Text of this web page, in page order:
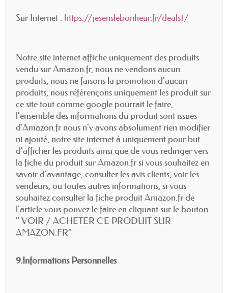
Sur Internet : https://jesenslebonheur.fr/deals1/
Notre site internet affiche uniquement des produits
vendu sur Amazon.fr, nous ne vendons aucun
produits, nous ne faisons la promotion d'aucun
produits, nous référençons uniquement les produit sur
ce site tout comme google pourrait le faire,
l'ensemble des informations du produit sont issues
d'Amazon.fr nous n'y avons absolument rien modifier
ni ajouté, notre site internet à uniquement pour but
d'afficher les produits ainsi que de vous rediriger vers
la fiche du produit sur Amazon.fr si vous souhaitez en
savoir d'avantage, consulter les avis clients, voir les
vendeurs, ou toutes autres informations, si vous
souhaitez consulter la fiche produit Amazon.fr de
l'article vous pouvez le faire en cliquant sur le bouton
" VOIR / ACHETER CE PRODUIT SUR
AMAZON.FR"
9.Informations Personnelles